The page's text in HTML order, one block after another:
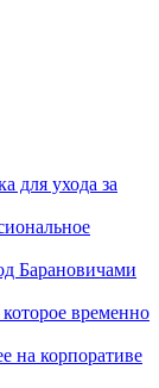
для ухода за
Барановичами
временно
на корпоративе